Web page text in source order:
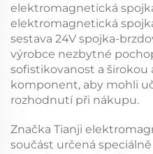
elektromagnetická
elektromagnetická
sestava 24V spojka-
výrobce nezbytné
sofistikovanost a
komponent, aby mohli
rozhodnutí při nákupu.
Značka Tianji
součást určená